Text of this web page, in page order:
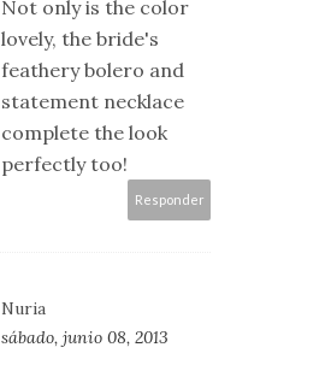
Not only is the color
lovely, the bride's
feathery bolero and
statement necklace
complete the look
perfectly too!
Responder
Nuria
sábado, junio 08, 2013